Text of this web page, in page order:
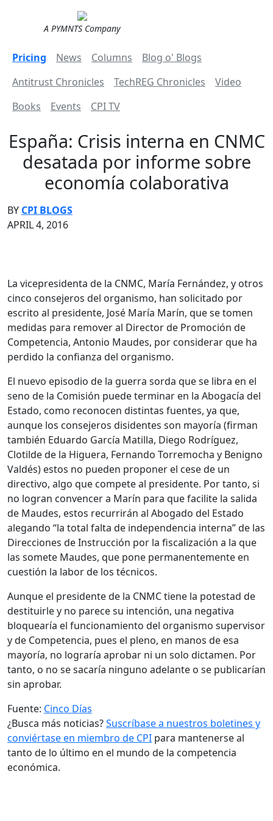
A PYMNTS Company
Pricing News Columns
Blog o' Blogs
Antitrust Chronicles
TechREG Chronicles
Video
Books
Events CPI TV
España: Crisis interna en CNMC
desatada por informe sobre
economía colaborativa
BY CPI BLOGS
APRIL 4, 2016
La vicepresidenta de la CNMC, María Fernández, y otros
cinco consejeros del organismo, han solicitado por
escrito al presidente, José María Marín, que se tomen
medidas para remover al Director de Promoción de
Competencia, Antonio Maudes, por considerar que ha
perdido la confianza del organismo.
El nuevo episodio de la guerra sorda que se libra en el
seno de la Comisión puede terminar en la Abogacía del
Estado, como reconocen distintas fuentes, ya que,
aunque los consejeros disidentes son mayoría (firman
también Eduardo García Matilla, Diego Rodríguez,
Clotilde de la Higuera, Fernando Torremocha y Benigno
Valdés) estos no pueden proponer el cese de un
directivo, algo que compete al presidente. Por tanto, si
no logran convencer a Marín para que facilite la salida
de Maudes, estos recurrirán al Abogado del Estado
alegando “la total falta de independencia interna” de las
Direcciones de Instrucción por la fiscalización a la que
las somete Maudes, que pone permanentemente en
cuestión la labor de los técnicos.
Aunque el presidente de la CNMC tiene la potestad de
destituirle y no parece su intención, una negativa
bloquearía el funcionamiento del organismo supervisor
y de Competencia, pues el pleno, en manos de esa
mayoría, no lograría aprobar ni un solo dictamen. Por
tanto, o no se sacaría ninguno adelante o se publicarían
sin aprobar.
Fuente: Cinco Días
¿Busca más noticias?Suscríbase a nuestros boletines y
conviértase en miembro de CPI para mantenerse al
tanto de lo último en el mundo de la competencia
económica.